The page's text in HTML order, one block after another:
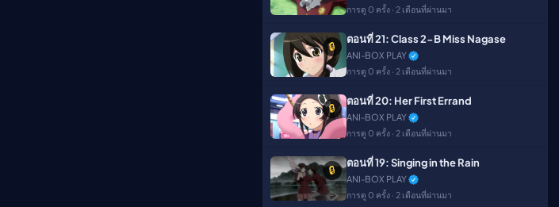
🔒
ตอนที่ 11
การดู 0 ครั้ง · 2 เดือนที่ผ่านมา
🔒
ตอนที่ 12
การดู 0 ครั้ง · 2 เดือนที่ผ่านมา
🔒
ตอนที่ 13
การดู 0 ครั้ง · 2 เดือนที่ผ่านมา
🔒
ตอนที่ 14
การดู 0 ครั้ง · 2 เดือนที่ผ่านมา
🔒
ตอนที่ 21: Class 2-B Miss Nagase
ANI-BOX PLAY
การดู 0 ครั้ง · 2 เดือนที่ผ่านมา
🔒
ตอนที่ 20: Her First Errand
ANI-BOX PLAY
การดู 0 ครั้ง · 2 เดือนที่ผ่านมา
🔒
ตอนที่ 19: Singing in the Rain
ANI-BOX PLAY
การดู 0 ครั้ง · 2 เดือนที่ผ่านมา